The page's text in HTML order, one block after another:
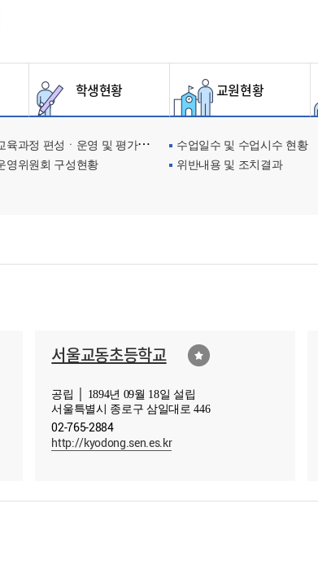
학생현황 교원현황
과정 편성ㆍ운영 및 평가에 관한 사항 수업일수 및 수업시수 현황
영위원회 구성현황 위반내용 및 조치결과
서울교동초등학교
공립 │ 1894년 09월 18일 설립
서울특별시 종로구 삼일대로 446
02-765-2884
http://kyodong.sen.es.kr